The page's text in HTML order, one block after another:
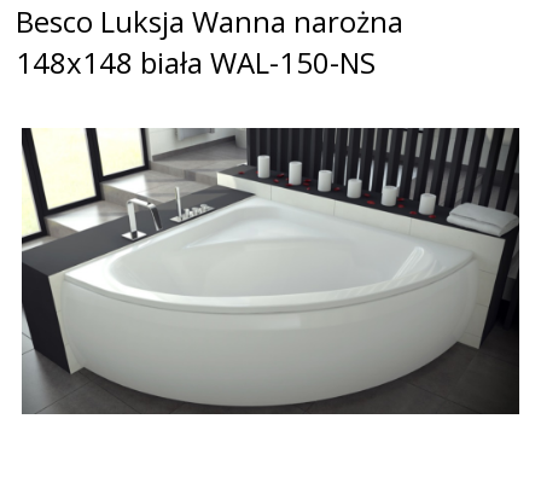
Besco Luksja Wanna narożna
148x148 biała WAL-150-NS